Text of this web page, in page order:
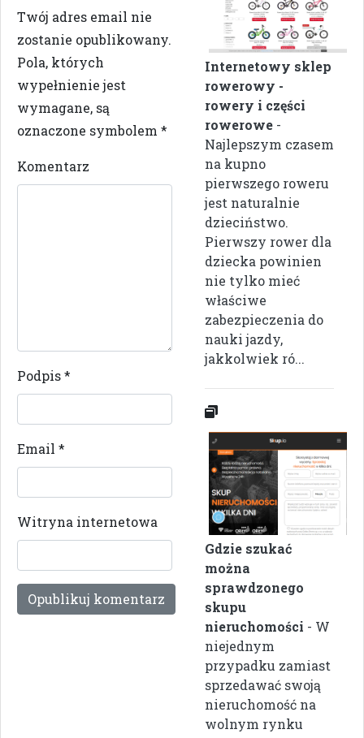
Twój adres email nie
zostanie opublikowany.
Pola, których
wypełnienie jest
wymagane, są
oznaczone symbolem *
Komentarz
Podpis*
Email *
Witryna internetowa
Internetowy sklep
rowerowy -
rowery i części
rowerowe -
Najlepszym czasem
na kupno
pierwszego roweru
jest naturalnie
dzieciństwo.
Pierwszy rower dla
dziecka powinien
nie tylko mieć
właściwe
zabezpieczenia do
nauki jazdy,
jakkolwiek ró...
Gdzie szukać
można
sprawdzonego
skupu
nieruchomości - W
niejednym
przypadku zamiast
sprzedawać swoją
nieruchomość na
wolnym rynku